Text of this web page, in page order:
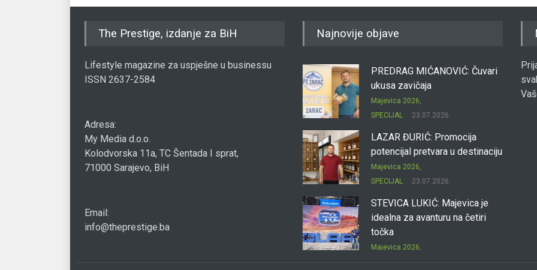
The Prestige, izdanje za BiH
Lifestyle magazine za uspješne u businessu
ISSN 2637-2584
Adresa:
My Media d.o.o.
Kolodvorska 11a, TC Šentada I sprat,
71000 Sarajevo, BiH
Email:
info@theprestige.ba
Najnovije objave
PREDRAG MIĆANOVIĆ: Čuvari
ukusa zavičaja
Majevica 2026
SPECIJAL
23.07.2026.
LAZAR ĐURIĆ: Promocija
potencijal pretvara u destinaciju
Majevica 2026
SPECIJAL
23.07.2026.
STEVICA LUKIĆ: Majevica je
idealna za avanturu na četiri
točka
Majevica 2026